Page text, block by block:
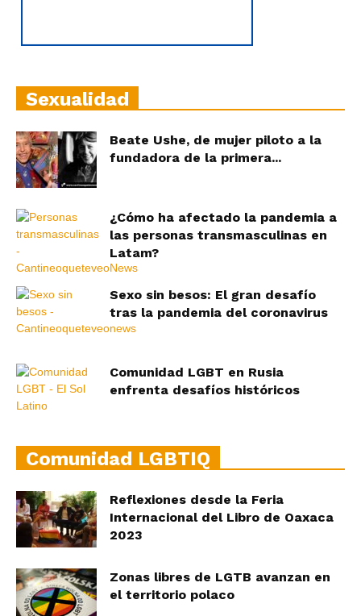
Sexualidad
Beate Ushe, de mujer piloto a la
fundadora de la primera...
¿Cómo ha afectado la pandemia a
las personas transmasculinas en
Latam?
Sexo sin besos: El gran desafío
tras la pandemia del coronavirus
Comunidad LGBT en Rusia
enfrenta desafíos históricos
Comunidad LGBTIQ
Reflexiones desde la Feria
Internacional del Libro de Oaxaca
2023
Zonas libres de LGTB avanzan en
el territorio polaco